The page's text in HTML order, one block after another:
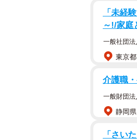
「未経
～!/家庭
一般社団
東京
介護職
一般財団
静岡
「さい